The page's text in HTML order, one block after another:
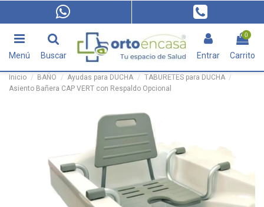
Menú Buscar Entrar
0
Carrito
Inicio BAÑO Ayudas para DUCHA
TABURETES para DUCHA
Asiento Bañera CAP VERT con Respaldo Opcional